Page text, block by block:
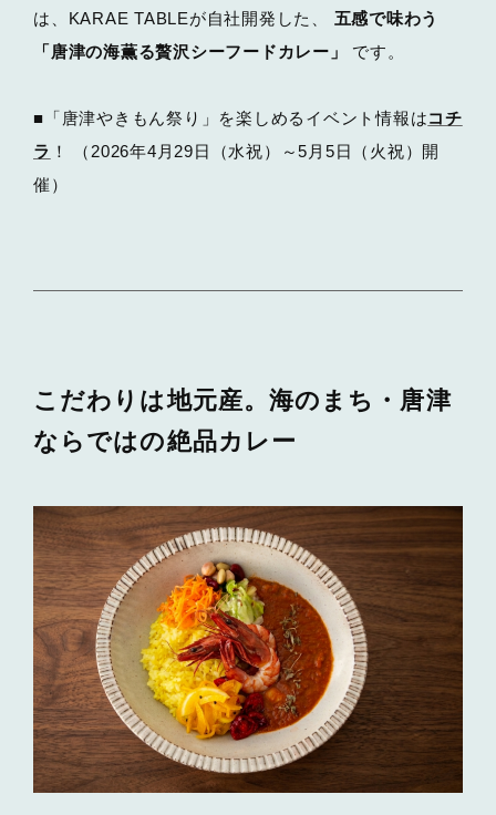
は、KARAE TABLEが自社開発した、 五感で味わう
「唐津の海薫る贅沢シーフードカレー」
です。
■「唐津やきもん祭り」を楽しめるイベント情報はコチ
ラ ！ （2026年4月29日（水祝）～5月5日（火祝）開
催）
こだわりは地元産。海のまち・唐津
ならではの絶品カレー